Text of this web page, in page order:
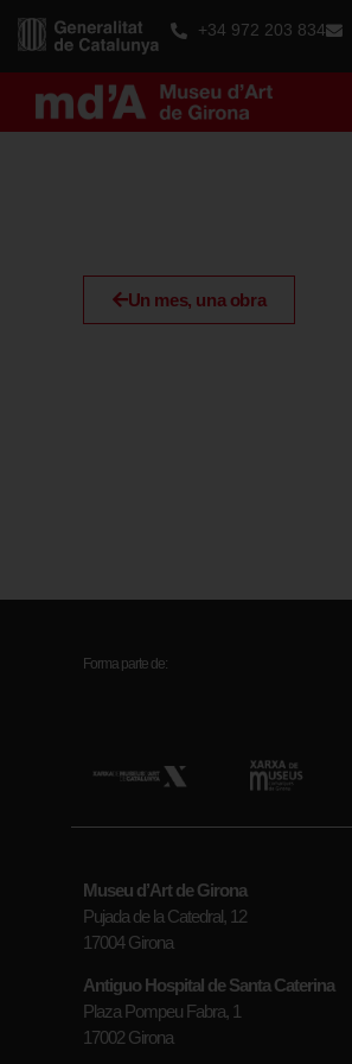
+34 972 203 834
Un mes, una obra
Forma parte de:
Museu d’Art de Girona
Pujada de la Catedral, 12
17004 Girona
Antiguo Hospital de Santa Caterina
Plaza Pompeu Fabra, 1
17002 Girona